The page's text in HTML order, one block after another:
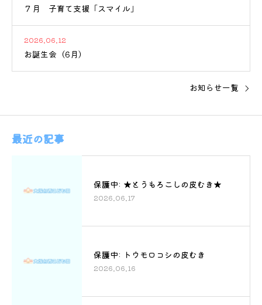
７月 子育て支援「スマイル」
2026.06.12
お誕生会（6月）
お知らせ一覧
最近の記事
保護中: ★とうもろこしの皮むき★
2026.06.17
保護中: トウモロコシの皮むき
2026.06.16